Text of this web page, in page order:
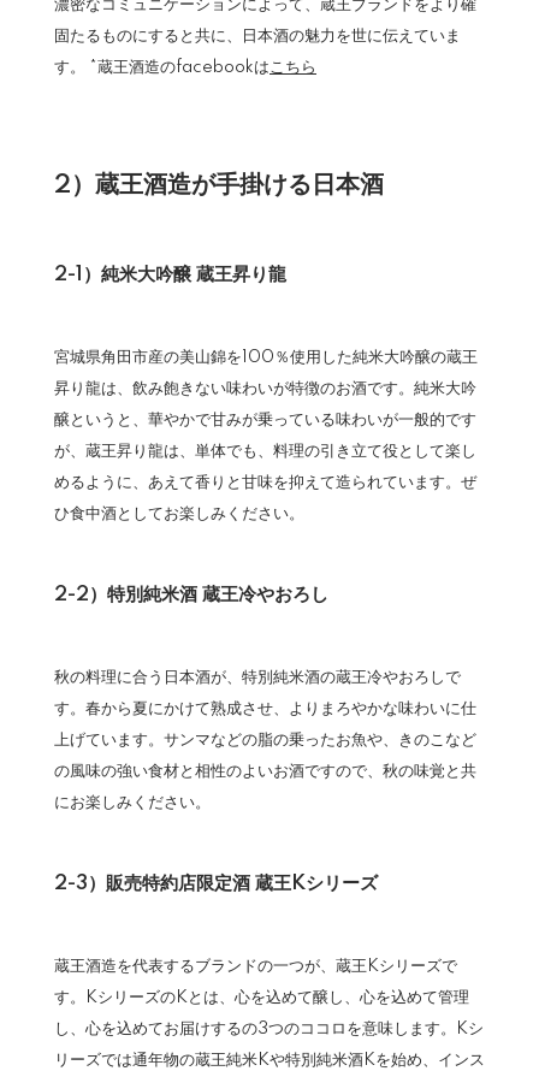
濃密なコミュニケーションによって、蔵王ブランドをより確
固たるものにすると共に、日本酒の魅力を世に伝えていま
す。 *蔵王酒造のfacebookはこちら
2）蔵王酒造が手掛ける日本酒
2-1）純米大吟醸 蔵王昇り龍
宮城県角田市産の美山錦を100％使用した純米大吟醸の蔵王
昇り龍は、飲み飽きない味わいが特徴のお酒です。純米大吟
醸というと、華やかで甘みが乗っている味わいが一般的です
が、蔵王昇り龍は、単体でも、料理の引き立て役として楽し
めるように、あえて香りと甘味を抑えて造られています。ぜ
ひ食中酒としてお楽しみください。
2-2）特別純米酒 蔵王冷やおろし
秋の料理に合う日本酒が、特別純米酒の蔵王冷やおろしで
す。春から夏にかけて熟成させ、よりまろやかな味わいに仕
上げています。サンマなどの脂の乗ったお魚や、きのこなど
の風味の強い食材と相性のよいお酒ですので、秋の味覚と共
にお楽しみください。
2-3）販売特約店限定酒 蔵王Kシリーズ
蔵王酒造を代表するブランドの一つが、蔵王Kシリーズで
す。KシリーズのKとは、心を込めて醸し、心を込めて管理
し、心を込めてお届けするの3つのココロを意味します。Kシ
リーズでは通年物の蔵王純米Kや特別純米酒Kを始め、インス